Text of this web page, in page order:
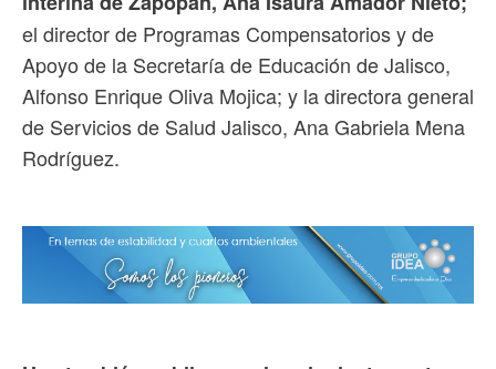
el director de Programas Compensatorios y de
Apoyo de la Secretaría de Educación de Jalisco,
Alfonso Enrique Oliva Mojica; y la directora general
de Servicios de Salud Jalisco, Ana Gabriela Mena
Rodríguez.